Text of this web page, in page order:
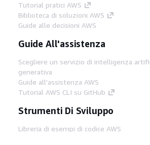
Tutorial pratici AWS
Biblioteca di soluzioni AWS
Guide alle decisioni AWS
Guide All'assistenza
Scegliere un servizio di intelligenza
generativa
Guide all'assistenza AWS
Tutorial AWS CLI su GitHub
Strumenti Di Sviluppo
Libreria di esempi di codice AWS